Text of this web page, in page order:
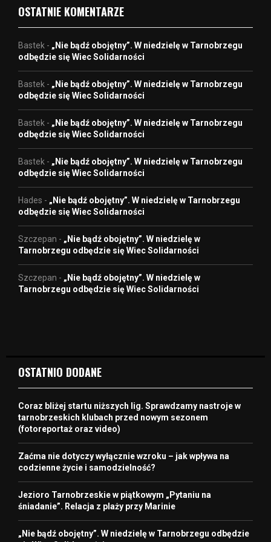
OSTATNIE KOMENTARZE
Bastek - „Nie bądź obojętny”. W niedzielę w Tarnobrzegu
odbędzie się Wiec Solidarności
Bastek - „Nie bądź obojętny”. W niedzielę w Tarnobrzegu
odbędzie się Wiec Solidarności
Bastek - „Nie bądź obojętny”. W niedzielę w Tarnobrzegu
odbędzie się Wiec Solidarności
Bastek - „Nie bądź obojętny”. W niedzielę w Tarnobrzegu
odbędzie się Wiec Solidarności
Hades - „Nie bądź obojętny”. W niedzielę w Tarnobrzegu
odbędzie się Wiec Solidarności
Szczepan - „Nie bądź obojętny”. W niedzielę w
Tarnobrzegu odbędzie się Wiec Solidarności
Szczepan - „Nie bądź obojętny”. W niedzielę w
Tarnobrzegu odbędzie się Wiec Solidarności
OSTATNIO DODANE
Coraz bliżej startu niższych lig. Sprawdzamy nastroje w
tarnobrzeskich klubach przed nowym sezonem
(fotoreportaż oraz video)
Zaćma nie dotyczy wyłącznie wzroku – jak wpływa na
codzienne życie i samodzielność?
Jezioro Tarnobrzeskie w piątkowym „Pytaniu na
śniadanie”. Relacja z plaży przy Marinie
„Nie bądź obojętny”. W niedzielę w Tarnobrzegu odbędzie